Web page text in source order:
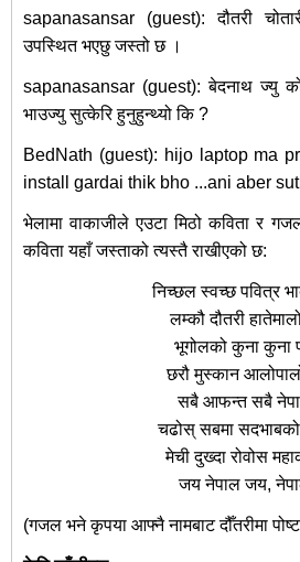
sapanasansar (guest): दौतरी
उपस्थित भएछु जस्तो छ ।
sapanasansar (guest): बेदनाथ ज्यु
भाउज्यु सुत्केरि हुनुहुन्थ्यो कि ?
BedNath (guest): hijo laptop ma
install gardai thik bho ...ani aber
भेलामा वाकाजीले एउटा मिठो कविता र
कविता यहाँ जस्ताको त्यस्तै राखीएको छ:
निच्छल स्वच्छ पवित्र
लम्कौ दौतरी
भूगोलको कुना कुना
छरौ मुस्कान
सबै आफन्त सबै
चढोस् सबमा
मेची दुख्दा रोवोस
जय नेपाल जय,
(गजल भने कृपया आफ्नै नामबाट दौँतरीमा पोष्ट